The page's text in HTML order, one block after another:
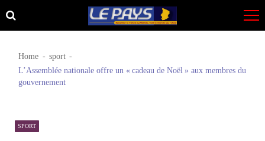
Skip
to
Skip
to
Home
sport
L’Assemblée nationale offre un « cadeau de Noël » aux membres du
gouvernement
SPORT